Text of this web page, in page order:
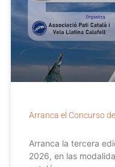
Arranca el Concurso
Arranca la tercera
2026, en las